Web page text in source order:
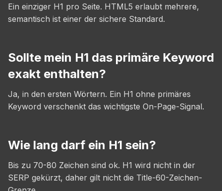
Ein einziger H1 pro Seite. HTML5 erlaubt mehrere,
semantisch ist einer der sichere Standard.
Sollte mein H1 das primäre Keyword
exakt enthalten?
Ja, in den ersten Wörtern. Ein H1 ohne primäres
Keyword verschenkt das wichtigste On-Page-Signal.
Wie lang darf ein H1 sein?
Bis zu 70-80 Zeichen sind ok. H1 wird nicht in der
SERP gekürzt, daher gilt nicht die Title-60-Zeichen-